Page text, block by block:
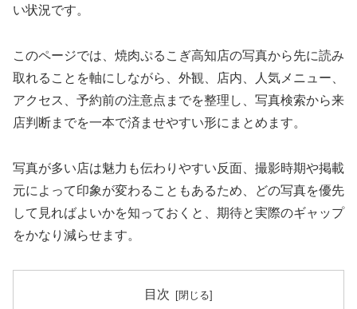
い状況です。
このページでは、焼肉ぷるこぎ高知店の写真から先に読み
取れることを軸にしながら、外観、店内、人気メニュー、
アクセス、予約前の注意点までを整理し、写真検索から来
店判断までを一本で済ませやすい形にまとめます。
写真が多い店は魅力も伝わりやすい反面、撮影時期や掲載
元によって印象が変わることもあるため、どの写真を優先
して見ればよいかを知っておくと、期待と実際のギャップ
をかなり減らせます。
目次